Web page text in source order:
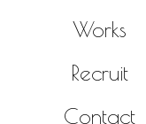
Works
Recruit
Contact